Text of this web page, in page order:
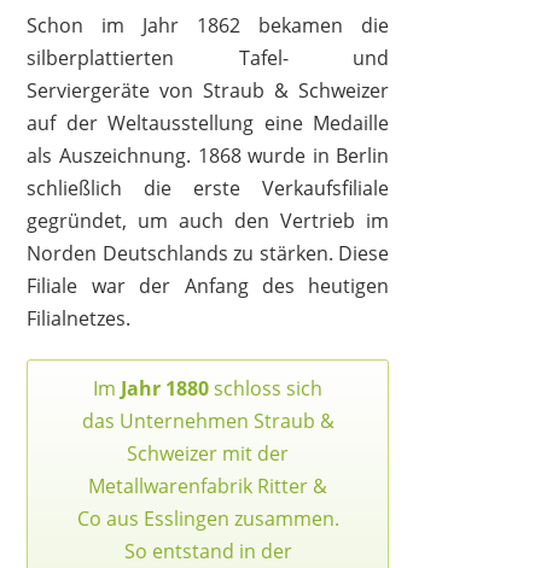
WMF
199,99 € 128,99 €
WMF
Schon im Jahr 1862 bekamen die
silberplattierten Tafel- und
Serviergeräte von Straub & Schweizer
auf der Weltausstellung eine Medaille
als Auszeichnung. 1868 wurde in Berlin
schließlich die erste Verkaufsfiliale
gegründet, um auch den Vertrieb im
Norden Deutschlands zu stärken. Diese
Filiale war der Anfang des heutigen
Filialnetzes.
Im Jahr 1880schloss sich
das Unternehmen Straub &
Schweizer mit der
Metallwarenfabrik Ritter &
Co aus Esslingen zusammen.
So entstand in der